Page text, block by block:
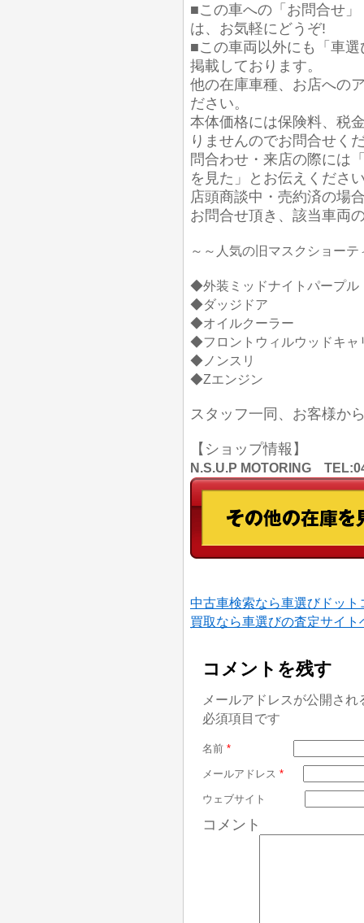
■この車への「お問合せ
は、お気軽にどうぞ!
■この車両以外にも「車
掲載しております。
他の在庫車種、お店への
ださい。
本体価格には保険料、税
りませんのでお問合せく
問合わせ・来店の際には
を見た」とお伝えくださ
店頭商談中・売約済の場
お問合せ頂き、該当車両
～～人気の旧マスクショー
◆外装ミッドナイトパープル
◆ダッジドア
◆オイルクーラー
◆フロントウィルウッドキャ
◆ノンスリ
◆Zエンジン
スタッフ一同、お客様か
【ショップ情報】
N.S.U.P MOTORING
中古車検索なら車選びドット
買取なら車選びの査定サイト
コメントを残す
メールアドレスが公開さ
必須項目です
名前 *
メールアドレス *
ウェブサイト
コメント